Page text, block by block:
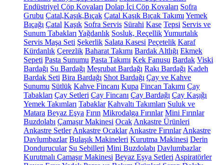
Endüstriyel Çöp Kovaları Dolap İçi Çöp Kovaları Sofra
Grubu Çatal,Kaşık,Bıçak Çatal Kaşık Bıçak Takımı Yemek
Bıçağı Çatal Kaşık Sofra Servis Sürahi Kase Tepsi Servis ve
Sunum Tabakları Yağdanlık Sosluk, ReçellikYumurtalık
Servis Maşa Seti Şekerlik Salata Kasesi Peçetelik Karaf
Kürdanlık Çerezlik Baharat Takımı Bardak Altlığı Ekmek
Sepeti Pasta Sunumu Pasta Takımı Kek Fanusu Bardak Viski
Bardağı Su Bardağı Meşrubat Bardağı Rakı Bardağı Kadeh
Bardak Seti Bira Bardağı Shot Bardağı Çay ve Kahve
Sunumu Sütlük Kahve Fincanı Kupa Fincan Takımı Çay
Tabakları Çay Setleri Çay Fincanı Çay Bardağı Çay Kaşığı
Yemek Takımları Tabaklar Kahvaltı Takımları Suluk ve
Matara Beyaz Eşya Fırın Mikrodalga Fırınlar Mini Fırınlar
Buzdolabı Çamaşır Makinesi Ocak Ankastre Ürünleri
Ankastre Setler Ankastre Ocaklar Ankastre Fırınlar Ankastre
Davlumbazlar Bulaşık Makineleri Kurutma Makinesi Derin
Dondurucular Su Sebilleri Mini Buzdolabı Davlumbazlar
Kurutmalı Çamaşır Makinesi Beyaz Eşya Setleri Aspiratörler